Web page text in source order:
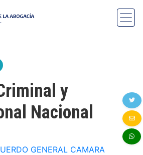
y
Nacional
GENERAL CAMARA